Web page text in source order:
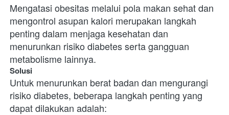
Mengatasi obesitas melalui pola makan sehat dan
mengontrol asupan kalori merupakan langkah
penting dalam menjaga kesehatan dan
menurunkan risiko diabetes serta gangguan
metabolisme lainnya.
Solusi
Untuk menurunkan berat badan dan mengurangi
risiko diabetes, beberapa langkah penting yang
dapat dilakukan adalah: